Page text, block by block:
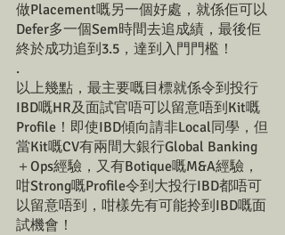
做Placement嘅另一個好處，就係佢可以
Defer多一個Sem時間去追成績，最後佢
終於成功追到3.5，達到入門門檻！
.
以上幾點，最主要嘅目標就係令到投行
IBD嘅HR及面試官唔可以留意唔到Kit嘅
Profile！即使IBD傾向請非Local同學，但
當Kit嘅CV有兩間大銀行Global Banking
＋Ops經驗，又有Botique嘅M&A經驗，
咁Strong嘅Profile令到大投行IBD都唔可
以留意唔到，咁樣先有可能拎到IBD嘅面
試機會！